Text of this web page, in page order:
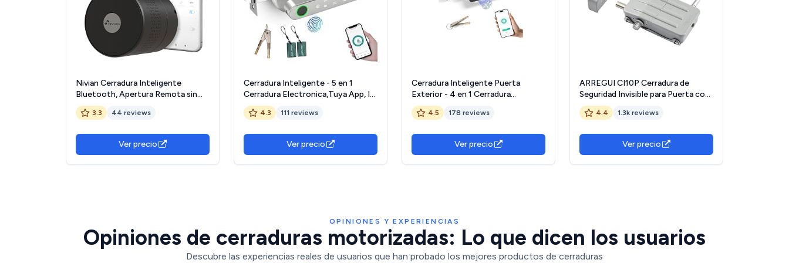
Nivian Cerradura Inteligente
Bluetooth, Apertura Remota sin
Llave, Creación de Llaves Virtuales
Temporales, Función Autocierre,
SMARTLOCK)
3.3 44 reviews
Ver precio
Cerradura Inteligente - 5 en 1
Cerradura Electronica,Tuya App, IC
Card, Huellas Dactilares,
Contraseña Digital, Llave
Lock for
Bedroom/Hotel/Apartment/Office
4.3 111 reviews
Ver precio
Cerradura Inteligente Puerta
Exterior - 4 en 1 Cerradura
Electronica, Huella Dactilar, App,
Contraseña, Llave Mecánica, Alarma
Inteligente WiFi, Protección
Contraseña
4.5 178 reviews
Ver precio
ARREGUI CI10P Cerradura de
Seguridad Invisible para Puerta con
4 mandos a distancia | Antirrobo |
Anti Okupas | Cerradura
Inalámbrica | Cerrojo Interior | plata
4.4 1.3k reviews
Ver precio
OPINIONES Y EXPERIENCIAS
Opiniones de cerraduras motorizadas: Lo que dicen los usuarios
Descubre las experiencias reales de usuarios que han probado los mejores productos de cerraduras